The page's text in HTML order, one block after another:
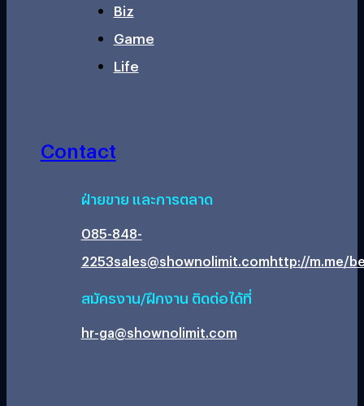
Biz
Game
Life
Contact
ฝ่ายขาย และการตลาด
085-848-
2253sales@shownolimit.comhttp://m.me/
สมัครงาน/ฝึกงาน ติดต่อได้ที่
hr-ga@shownolimit.com